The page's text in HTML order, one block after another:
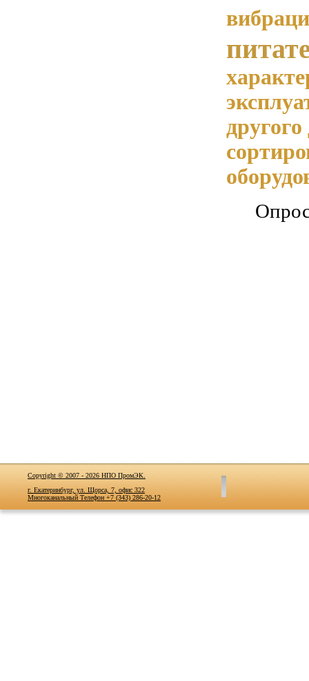
Copyright © 2007 - 2026 НПО ПромЭК.
г. Екатеринбург, ул. Щорса, 7, офис 322
Многоканальный Телефон +7 (343) 286-20-12